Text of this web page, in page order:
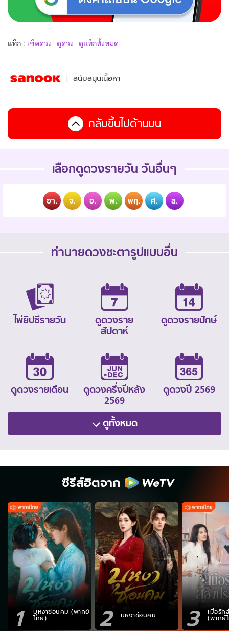
แท็ก : เช็คดวง ดูดวง ดูแท็กทั้งหมด
สนับสนุนเนื้อหา
กลับขึ้นไปด้านบน
เลือกดูดวงรายวัน วันอื่นๆ
อา. จ. อ. พ. พฤ. ศ. ส.
ทำนายดวงชะตารูปแบบอื่น
ไพ่ยิปซีรายวัน
ดูดวงราย
สัปดาห์
ดูดวงรายปักษ์
ดูดวงรายเดือน
ดูดวงครึ่งปีหลัง
2569
ดูดวงปี 2569
ดูทั้งหมด
ซีรีส์ฮิตจาก
1 บุหงาซ่อนคม (พากย์
ไทย) 2 บุหงาซ่อนคม 3 เมื่อรัก
(พากย์